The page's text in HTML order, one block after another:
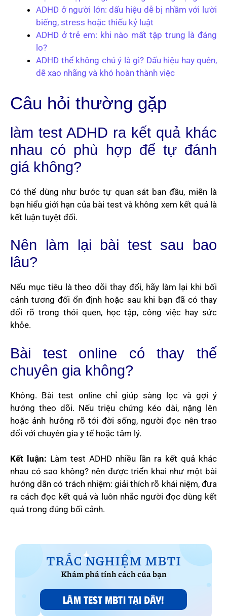
ADHD ở người lớn: dấu hiệu dễ bị nhầm với lười
biếng, stress hoặc thiếu kỷ luật
ADHD ở trẻ em: khi nào mất tập trung là đáng
lo?
ADHD thể không chú ý là gì? Dấu hiệu hay quên,
dễ xao nhãng và khó hoàn thành việc
Câu hỏi thường gặp
làm test ADHD ra kết quả khác
nhau có phù hợp để tự đánh
giá không?
Có thể dùng như bước tự quan sát ban đầu, miễn là
bạn hiểu giới hạn của bài test và không xem kết quả là
kết luận tuyệt đối.
Nên làm lại bài test sau bao
lâu?
Nếu mục tiêu là theo dõi thay đổi, hãy làm lại khi bối
cảnh tương đối ổn định hoặc sau khi bạn đã có thay
đổi rõ trong thói quen, học tập, công việc hay sức
khỏe.
Bài test online có thay thế
chuyên gia không?
Không. Bài test online chỉ giúp sàng lọc và gợi ý
hướng theo dõi. Nếu triệu chứng kéo dài, nặng lên
hoặc ảnh hưởng rõ tới đời sống, người đọc nên trao
đổi với chuyên gia y tế hoặc tâm lý.
Kết luận: Làm test ADHD nhiều lần ra kết quả khác
nhau có sao không? nên được triển khai như một bài
hướng dẫn có trách nhiệm: giải thích rõ khái niệm, đưa
ra cách đọc kết quả và luôn nhắc người đọc dùng kết
quả trong đúng bối cảnh.
TRẮC NGHIỆM MBTI
Khám phá tính cách của bạn
LÀM TEST MBTI TẠI ĐÂY!